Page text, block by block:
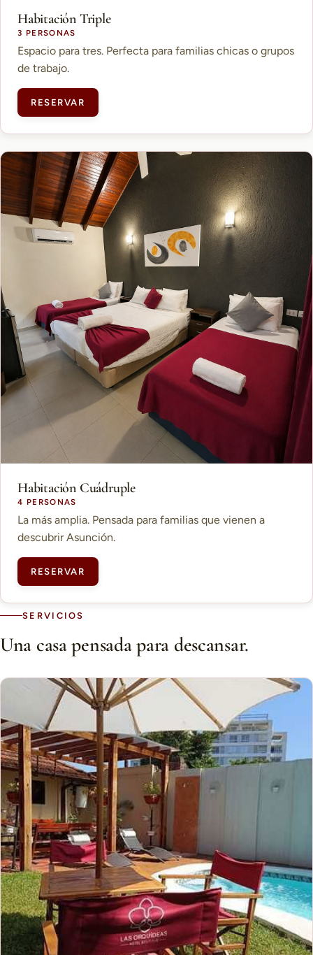
Habitación Triple
3 PERSONAS
Espacio para tres. Perfecta para familias chicas o grupos
de trabajo.
RESERVAR
Habitación Cuádruple
4 PERSONAS
La más amplia. Pensada para familias que vienen a
descubrir Asunción.
RESERVAR
SERVICIOS
Una casa pensada para descansar.